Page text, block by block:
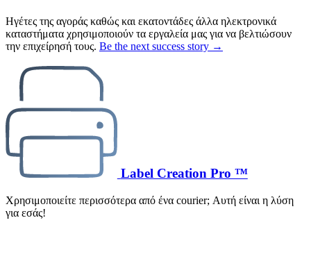
Ηγέτες της αγοράς καθώς και εκατοντάδες άλλα ηλεκτρονικά
καταστήματα χρησιμοποιούν τα εργαλεία μας για να βελτιώσουν
την επιχείρησή τους. Be the next success story →
Label Creation Pro ™
Χρησιμοποιείτε περισσότερα από ένα courier; Αυτή είναι η λύση
για εσάς!